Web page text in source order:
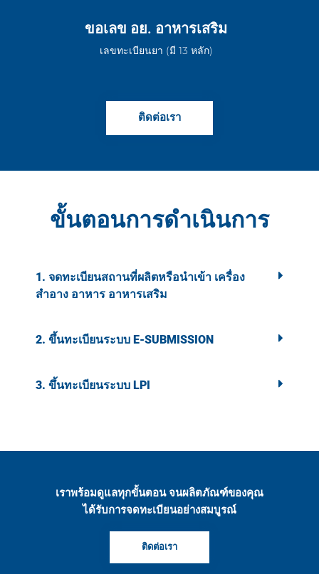
ขอเลข อย. อาหารเสริม
เลขทะเบียนยา (มี 13 หลัก)
ติดต่อเรา
ขั้นตอนการดำเนินการ
1. จดทะเบียนสถานที่ผลิตหรือนำเข้า เครื่อง
สำอาง อาหาร อาหารเสริม
2. ขึ้นทะเบียนระบบ E-SUBMISSION
3. ขึ้นทะเบียนระบบ LPI
เราพร้อมดูแลทุกขั้นตอน จนผลิตภัณฑ์ของคุณ
ได้รับการจดทะเบียนอย่างสมบูรณ์
ติดต่อเรา